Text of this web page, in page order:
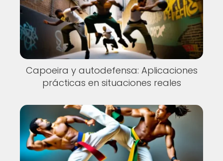
Capoeira y autodefensa: Aplicaciones
prácticas en situaciones reales